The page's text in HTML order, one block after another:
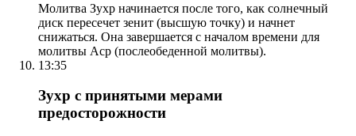
Молитва Зухр начинается после того, как солнечный
диск пересечет зенит (высшую точку) и начнет
снижаться. Она завершается с началом времени для
молитвы Аср (послеобеденной молитвы).
13:35
Зухр с принятыми мерами
предосторожности